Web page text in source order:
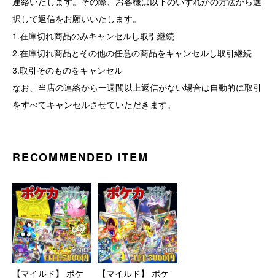
択して返信をお願いいたします。
1.在庫切れ商品のみキャンセルし取引継続
2.在庫切れ商品とその他の任意の商品をキャンセルし取引継続
3.取引そのものをキャンセル
なお、当店の連絡から一週間以上返信がない場合は自動的に取引
をすべてキャンセルさせていただきます。
RECOMMENDED ITEM
【マイルド】 ポケ
【マイルド】 ポケ